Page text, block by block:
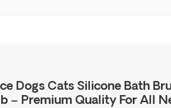
日本語
日本語
Dogs Cats Silicone Bath
– Premium Quality For All